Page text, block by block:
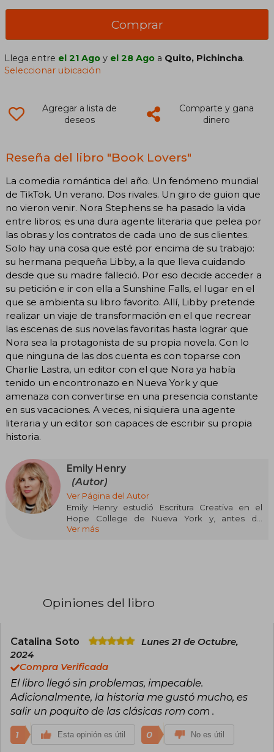
Comprar
Llega entre el 21 Ago y el 28 Ago a Quito, Pichincha.
Seleccionar ubicación
Agregar a lista de
deseos
Comparte y gana
dinero
Reseña del libro "Book Lovers"
La comedia romántica del año. Un fenómeno mundial
de TikTok. Un verano. Dos rivales. Un giro de guion que
no vieron venir. Nora Stephens se ha pasado la vida
entre libros; es una dura agente literaria que pelea por
las obras y los contratos de cada uno de sus clientes.
Solo hay una cosa que esté por encima de su trabajo:
su hermana pequeña Libby, a la que lleva cuidando
desde que su madre falleció. Por eso decide acceder a
su petición e ir con ella a Sunshine Falls, el lugar en el
que se ambienta su libro favorito. Allí, Libby pretende
realizar un viaje de transformación en el que recrear
las escenas de sus novelas favoritas hasta lograr que
Nora sea la protagonista de su propia novela. Con lo
que ninguna de las dos cuenta es con toparse con
Charlie Lastra, un editor con el que Nora ya había
tenido un encontronazo en Nueva York y que
amenaza con convertirse en una presencia constante
en sus vacaciones. A veces, ni siquiera una agente
literaria y un editor son capaces de escribir su propia
historia.
Emily Henry
(Autor)
Ver Página del Autor
Emily Henry estudió Escritura Creativa en el
Hope College de Nueva York y, antes de
debutar por todo lo alto en la ficción para
Goodreads, se ha consolidado como la autora
libros vendidos en todo el mundo y publicada
Ver más
Opiniones del libro
Catalina Soto
Lunes 21 de Octubre,
2024
Compra Verificada
El libro llegó sin problemas, impecable.
Adicionalmente, la historia me gustó mucho, es
salir un poquito de las clásicas rom com .
1 Esta opinión es útil 0 No es útil